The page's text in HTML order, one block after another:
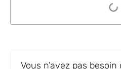
Vous n’avez pas besoin